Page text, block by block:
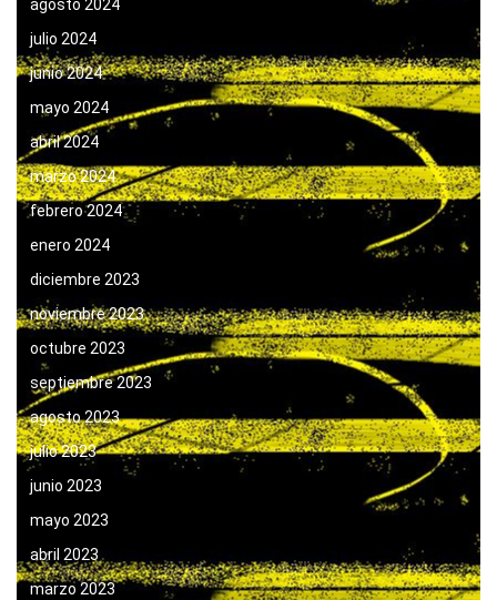
agosto 2024
julio 2024
junio 2024
mayo 2024
abril 2024
marzo 2024
febrero 2024
enero 2024
diciembre 2023
noviembre 2023
octubre 2023
septiembre 2023
agosto 2023
julio 2023
junio 2023
mayo 2023
abril 2023
marzo 2023